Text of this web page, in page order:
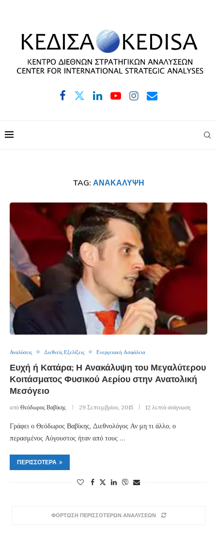
TAG: ΑΝΑΚΆΛΥΨΗ
Αναλύσεις Διεθνείς Εξελίξεις Ενεργειακή Ασφάλεια
Ευχή ή Κατάρα; Η Ανακάλυψη του Μεγαλύτερου
Κοιτάσματος Φυσικού Αερίου στην Ανατολική
Μεσόγειο
από Θεόδωρος Βαβίκης 29 Σεπτεμβρίου, 2015 12 λεπτά ανάγνωση
Γράφει ο Θεόδωρος Βαβίκης, Διεθνολόγος Αν μη τι άλλο, ο
περασμένος Αύγουστος ήταν από τους …
ΠΕΡΙΣΣΌΤΕΡΑ
ΦΟΡΤΩΣΗ ΠΕΡΙΣΣΟΤΕΡΩΝ ΑΝΑΛΥΣΕΩΝ